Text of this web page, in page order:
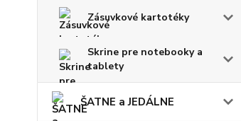
Zásuvkové kartotéky
Skrine pre notebooky a
tablety
ŠATNE a JEDÁLNE